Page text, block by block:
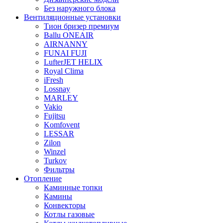
Без наружного блока
Вентиляционные установки
Тион бризер премиум
Ballu ONEAIR
AIRNANNY
FUNAI FUJI
LufterJET HELIX
Royal Clima
iFresh
Lossnay
MARLEY
Vakio
Fujitsu
Komfovent
LESSAR
Zilon
Winzel
Turkov
Фильтры
Отопление
Каминные топки
Камины
Конвекторы
Котлы газовые